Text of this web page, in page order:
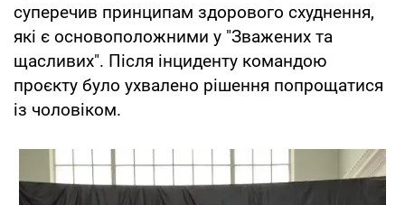
суперечив принципам здорового схуднення,
які є основоположними у "Зважених та
щасливих". Після інциденту командою
проєкту було ухвалено рішення попрощатися
із чоловіком.